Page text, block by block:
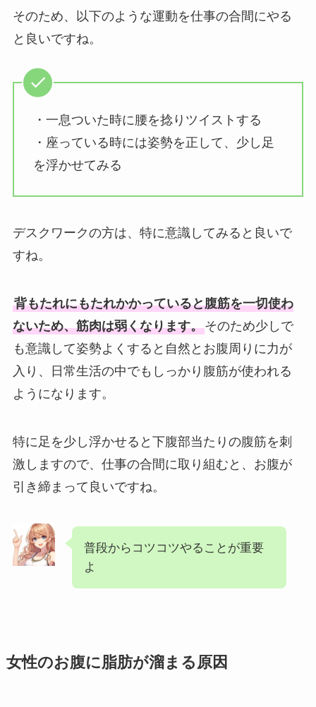
そのため、以下のような運動を仕事の合間にやる
と良いですね。
・一息ついた時に腰を捻りツイストする
・座っている時には姿勢を正して、少し足
を浮かせてみる
デスクワークの方は、特に意識してみると良いで
すね。
背もたれにもたれかかっていると腹筋を一切使わ
ないため、筋肉は弱くなります。そのため少しで
も意識して姿勢よくすると自然とお腹周りに力が
入り、日常生活の中でもしっかり腹筋が使われる
ようになります。
特に足を少し浮かせると下腹部当たりの腹筋を刺
激しますので、仕事の合間に取り組むと、お腹が
引き締まって良いですね。
普段からコツコツやることが重要
よ
女性のお腹に脂肪が溜まる原因